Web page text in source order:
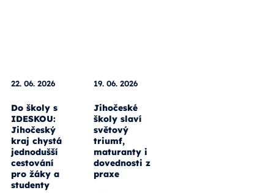
22. 06. 2026
Do školy s
IDESKOU:
Jihočeský
kraj chystá
jednodušší
cestování
pro žáky a
studenty
19. 06. 2026
Jihočeské
školy slaví
světový
triumf,
maturanty i
dovednosti z
praxe